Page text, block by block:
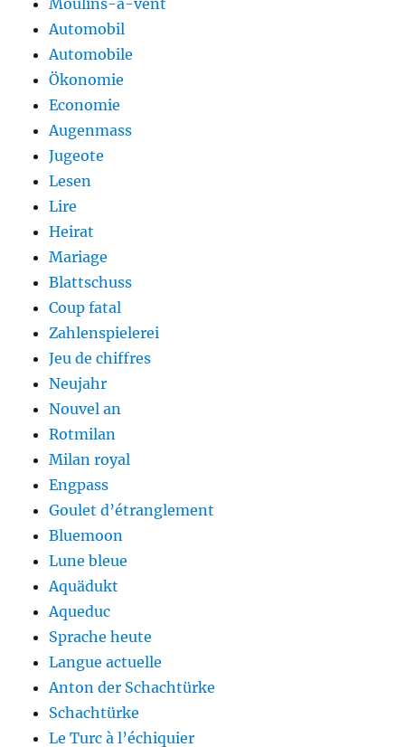
Moulins-à-vent
Automobil
Automobile
Ökonomie
Economie
Augenmass
Jugeote
Lesen
Lire
Heirat
Mariage
Blattschuss
Coup fatal
Zahlenspielerei
Jeu de chiffres
Neujahr
Nouvel an
Rotmilan
Milan royal
Engpass
Goulet d’étranglement
Bluemoon
Lune bleue
Aquädukt
Aqueduc
Sprache heute
Langue actuelle
Anton der Schachtürke
Schachtürke
Le Turc à l’échiquier